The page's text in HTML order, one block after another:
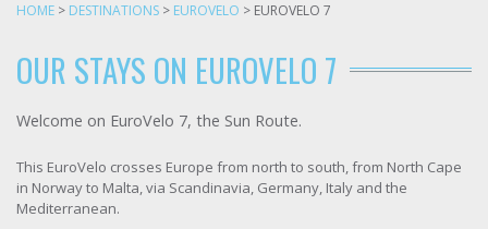
HOME > DESTINATIONS > EUROVELO > EUROVELO 7
OUR STAYS ON EUROVELO 7
Welcome on EuroVelo 7, the Sun Route.
This EuroVelo crosses Europe from north to south, from North Cape
in Norway to Malta, via Scandinavia, Germany, Italy and the
Mediterranean.